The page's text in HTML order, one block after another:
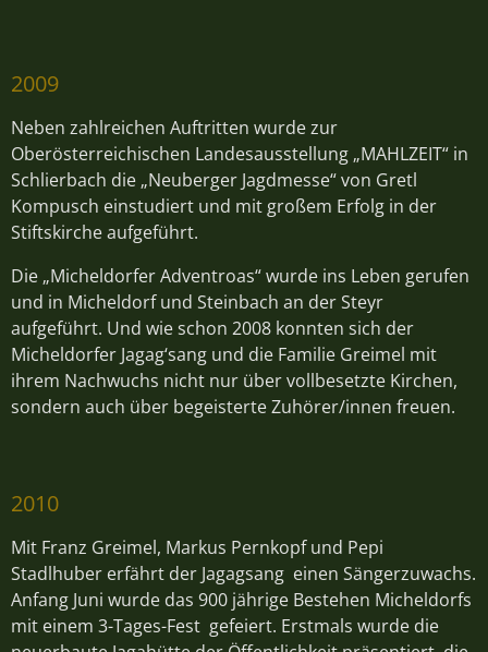
2009
Neben zahlreichen Auftritten wurde zur
Oberösterreichischen Landesausstellung „MAHLZEIT“ in
Schlierbach die „Neuberger Jagdmesse“ von Gretl
Kompusch einstudiert und mit großem Erfolg in der
Stiftskirche aufgeführt.
Die „Micheldorfer Adventroas“ wurde ins Leben gerufen
und in Micheldorf und Steinbach an der Steyr
aufgeführt. Und wie schon 2008 konnten sich der
Micheldorfer Jagag‘sang und die Familie Greimel mit
ihrem Nachwuchs nicht nur über vollbesetzte Kirchen,
sondern auch über begeisterte Zuhörer/innen freuen.
2010
Mit Franz Greimel, Markus Pernkopf und Pepi
Stadlhuber erfährt der Jagagsang einen Sängerzuwachs.
Anfang Juni wurde das 900 jährige Bestehen Micheldorfs
mit einem 3-Tages-Fest gefeiert. Erstmals wurde die